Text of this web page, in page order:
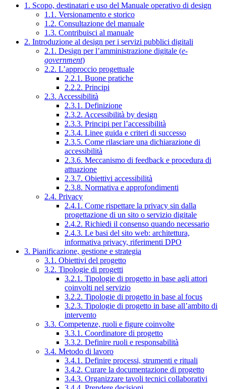
1. Scopo, destinatari e uso del Manuale operativo di design
1.1. Versionamento e storico
1.2. Consultazione del manuale
1.3. Contribuisci al manuale
2. Introduzione al design per i servizi pubblici digitali
2.1. Design per l’amministrazione digitale (e-
government)
2.2. L’approccio progettuale
2.2.1. Buone pratiche
2.2.2. Principi
2.3. Accessibilità
2.3.1. Definizione
2.3.2. Accessibilità by design
2.3.3. Principi per l’accessibilità
2.3.4. Linee guida e criteri di successo
2.3.5. Come rilasciare una dichiarazione di
accessibilità
2.3.6. Meccanismo di feedback e procedura di
attuazione
2.3.7. Obiettivi accessibilità
2.3.8. Normativa e approfondimenti
2.4. Privacy
2.4.1. Come rispettare la privacy sin dalla
progettazione di un sito o servizio digitale
2.4.2. Richiedi il consenso quando necessario
2.4.3. Le basi del sito web: architettura,
informativa privacy, riferimenti DPO
3. Pianificazione, gestione e strategia
3.1. Obiettivi del progetto
3.2. Tipologie di progetti
3.2.1. Tipologie di progetto in base agli attori
coinvolti nel servizio
3.2.2. Tipologie di progetto in base al focus
3.2.3. Tipologie di progetto in base all’ambito di
intervento
3.3. Competenze, ruoli e figure coinvolte
3.3.1. Coordinatore di progetto
3.3.2. Definire ruoli e responsabilità
3.4. Metodo di lavoro
3.4.1. Definire processi, strumenti e rituali
3.4.2. Curare la documentazione di progetto
3.4.3. Organizzare tavoli tecnici collaborativi